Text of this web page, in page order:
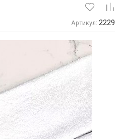
Артикул: 2229